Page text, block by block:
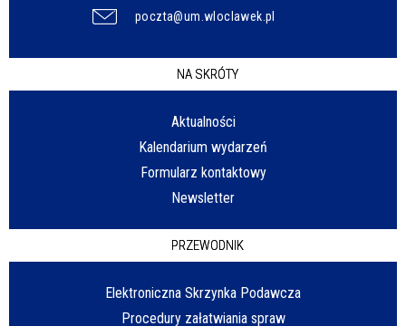
poczta@um.wloclawek.pl
NA SKRÓTY
Aktualności
Kalendarium wydarzeń
Formularz kontaktowy
Newsletter
PRZEWODNIK
Elektroniczna Skrzynka Podawcza
Procedury załatwiania spraw